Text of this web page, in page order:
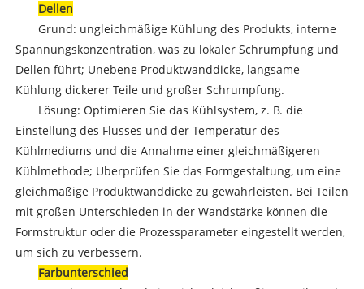
Dellen
Grund: ungleichmäßige Kühlung des Produkts, interne
Spannungskonzentration, was zu lokaler Schrumpfung und
Dellen führt; Unebene Produktwanddicke, langsame
Kühlung dickerer Teile und großer Schrumpfung.
Lösung: Optimieren Sie das Kühlsystem, z. B. die
Einstellung des Flusses und der Temperatur des
Kühlmediums und die Annahme einer gleichmäßigeren
Kühlmethode; Überprüfen Sie das Formgestaltung, um eine
gleichmäßige Produktwanddicke zu gewährleisten. Bei Teilen
mit großen Unterschieden in der Wandstärke können die
Formstruktur oder die Prozessparameter eingestellt werden,
um sich zu verbessern.
Farbunterschied